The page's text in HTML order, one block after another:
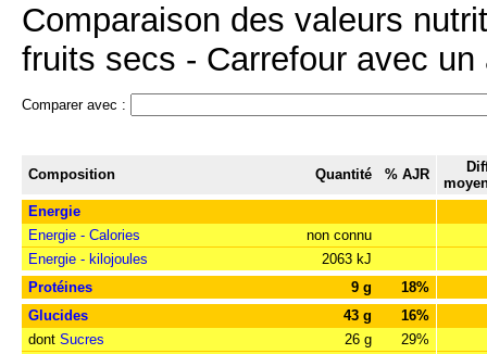
Comparaison des valeurs
fruits secs - Carrefour avec
Comparer avec :
Composition Quantité % AJR
Energie
Energie - Calories
non connu
Energie - kilojoules
2063 kJ
Protéines
9 g
18%
Glucides
43 g
16%
dont Sucres 26 g
29%